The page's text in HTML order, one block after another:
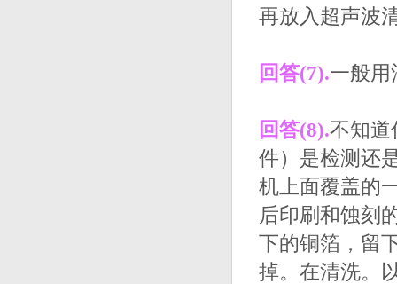
再放入超声波
回答(7).一般用
回答(8).不知道
件）是检测还
机上面覆盖的
后印刷和蚀刻
下的铜箔，留
掉。在清洗。